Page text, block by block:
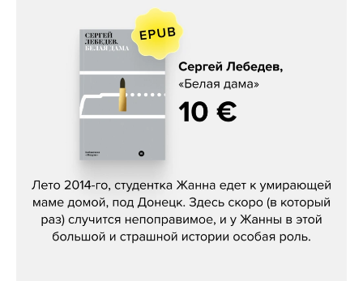
Сергей Лебедев, «Белая дама»